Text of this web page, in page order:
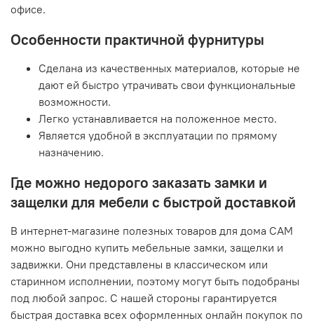
офисе.
Особенности практичной фурнитуры
Сделана из качественных материалов, которые не
дают ей быстро утрачивать свои функциональные
возможности.
Легко устанавливается на положенное место.
Является удобной в эксплуатации по прямому
назначению.
Где можно недорого заказать замки и
защелки для мебели с быстрой доставкой
В интернет-магазине полезных товаров для дома САМ
можно выгодно купить мебельные замки, защелки и
задвижки. Они представлены в классическом или
старинном исполнении, поэтому могут быть подобраны
под любой запрос. С нашей стороны гарантируется
быстрая доставка всех оформленных онлайн покупок по